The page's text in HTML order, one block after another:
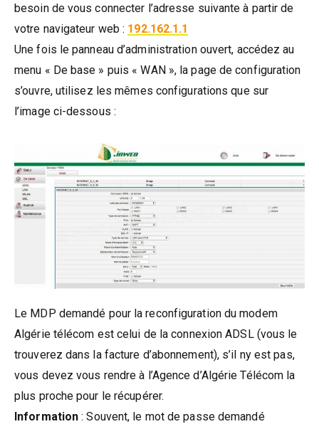
besoin de vous connecter l’adresse suivante à partir de
votre navigateur web : 192.162.1.1
Une fois le panneau d’administration ouvert, accédez au
menu « De base » puis « WAN », la page de configuration
s’ouvre, utilisez les mêmes configurations que sur
l’image ci-dessous :
Le MDP demandé pour la reconfiguration du modem
Algérie télécom est celui de la connexion ADSL (vous le
trouverez dans la facture d’abonnement), s’il ny est pas,
vous devez vous rendre à l’Agence d’Algérie Télécom la
plus proche pour le récupérer.
Information: Souvent, le mot de passe demandé